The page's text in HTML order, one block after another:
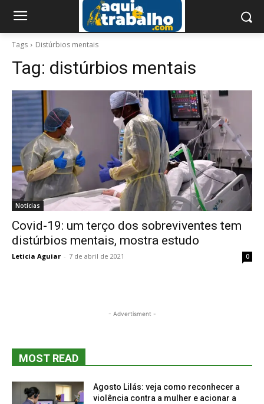
Tags Distúrbios mentais
Tag: distúrbios mentais
Notícias
Covid-19: um terço dos sobreviventes tem
distúrbios mentais, mostra estudo
Leticia Aguiar - 7 de abril de 2021 0
- Advertisment -
MOST READ
Agosto Lilás: veja como reconhecer a
violência contra a mulher e acionar a